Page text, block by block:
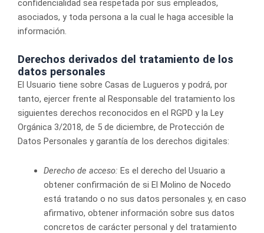
confidencialidad sea respetada por sus empleados,
asociados, y toda persona a la cual le haga accesible la
información.
Derechos derivados del tratamiento de los
datos personales
El Usuario tiene sobre Casas de Lugueros y podrá, por
tanto, ejercer frente al Responsable del tratamiento los
siguientes derechos reconocidos en el RGPD y la Ley
Orgánica 3/2018, de 5 de diciembre, de Protección de
Datos Personales y garantía de los derechos digitales:
Derecho de acceso: Es el derecho del Usuario a
obtener confirmación de si El Molino de Nocedo
está tratando o no sus datos personales y, en caso
afirmativo, obtener información sobre sus datos
concretos de carácter personal y del tratamiento